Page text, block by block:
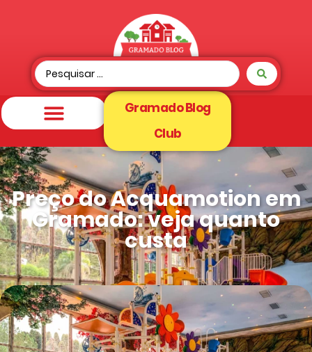
Gramado Blog
Club
Preço do Acquamotion em
Gramado: veja quanto
custa